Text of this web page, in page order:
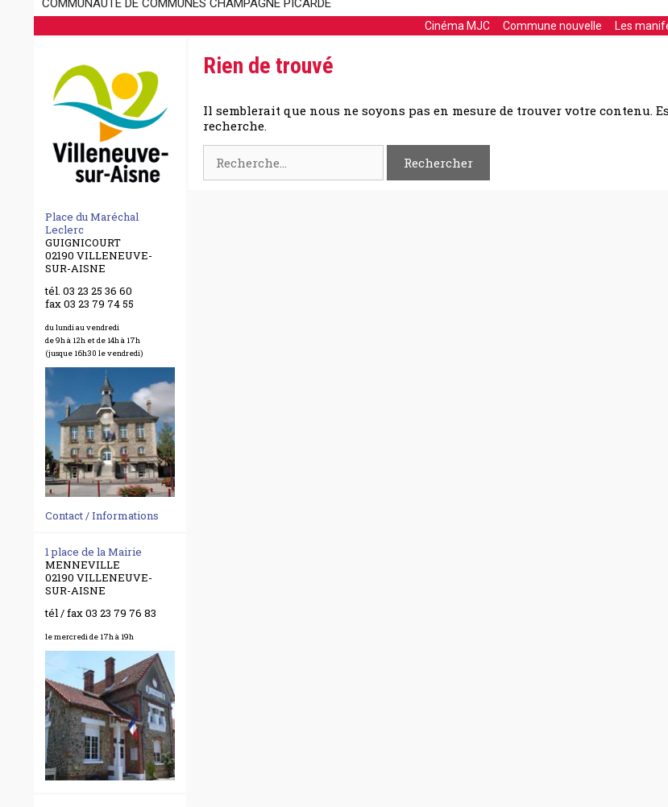
COMMUNAUTÉ DE COMMUNES CHAMPAGNE PICARDE
Cinéma MJC Commune nouvelle Les
Rien de trouvé
Il semblerait que nous ne soyons pas en mesure de trouver votre contenu.
recherche.
Rechercher :
Place du Maréchal
Leclerc
GUIGNICOURT
02190 VILLENEUVE-
SUR-AISNE
tél. 03 23 25 36 60
fax 03 23 79 74 55
du lundi au vendredi
de 9h à 12h et de 14h à 17h
(jusque 16h30 le vendredi)
Contact / Informations
1 place de la Mairie
MENNEVILLE
02190 VILLENEUVE-
SUR-AISNE
tél / fax 03 23 79 76 83
le mercredi de 17h à 19h